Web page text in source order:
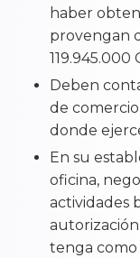
haber
provengan
119.945.000
Deben
de
donde
En su
oficina,
actividades
tenga